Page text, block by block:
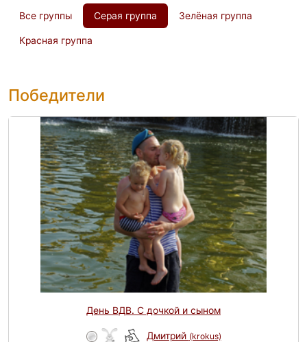
Все группы Серая группа Зелёная группа
Красная группа
Победители
День ВДВ. С дочкой и сыном
Дмитрий (krokus)